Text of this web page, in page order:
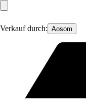
Verkauf durch: Aosom